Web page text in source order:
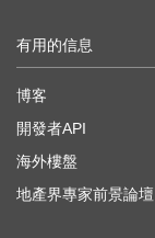
有用的信息
博客
開發者API
海外樓盤
地產界專家前景論壇